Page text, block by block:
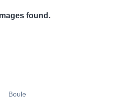
found.
Boule